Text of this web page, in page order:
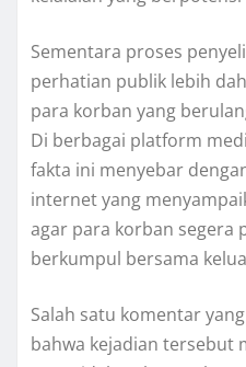
Sementara proses
perhatian publik lebih
para korban yang
Di berbagai platform
fakta ini menyebar
internet yang
agar para korban segera
berkumpul bersama
Salah satu komentar
bahwa kejadian tersebut